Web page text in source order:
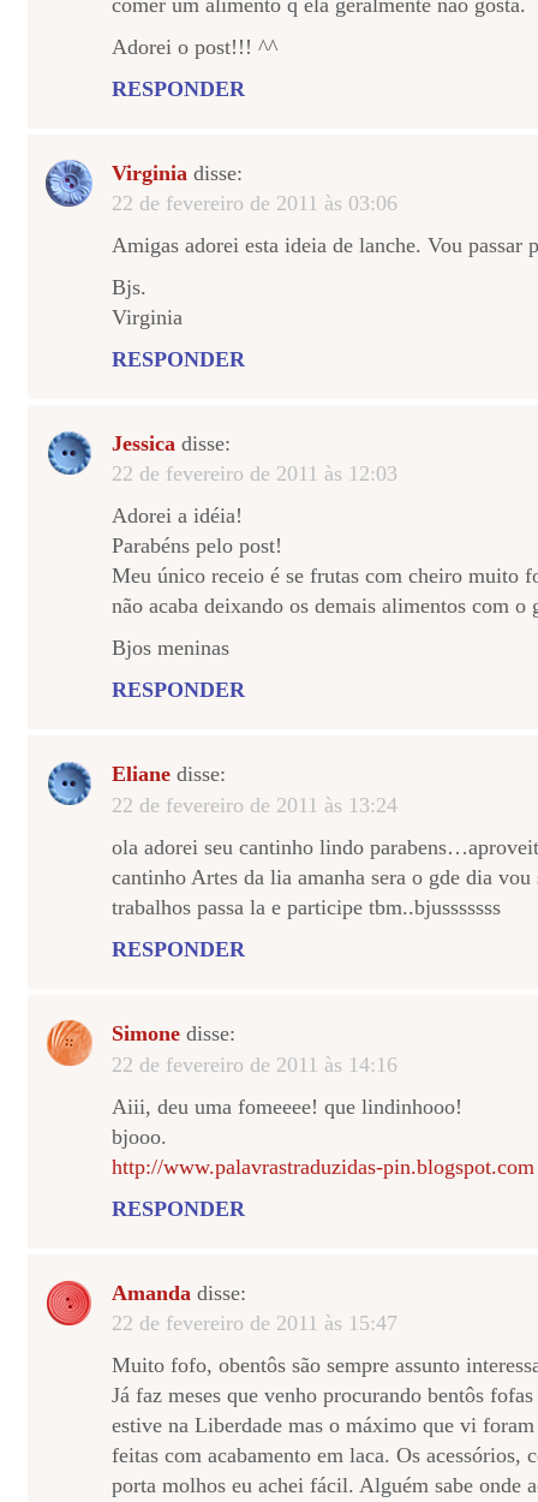
comer um alimento q ela geralmente não gosta.
Adorei o post!!! ^^
RESPONDER
Virginia disse:
22 de fevereiro de 2011 às 03:06
Amigas adorei esta ideia de lanche. Vou passar
Bjs.
Virginia
RESPONDER
Jessica disse:
22 de fevereiro de 2011 às 12:03
Adorei a idéia!
Parabéns pelo post!
Meu único receio é se frutas com cheiro muito
não acaba deixando os demais alimentos com o
Bjos meninas
RESPONDER
Eliane disse:
22 de fevereiro de 2011 às 13:24
ola adorei seu cantinho lindo
cantinho Artes da lia amanha sera o gde dia vou
trabalhos passa la e participe tbm..bjusssssss
RESPONDER
Simone disse:
22 de fevereiro de 2011 às 14:16
Aiii, deu uma fomeeee! que lindinhooo!
bjooo.
http://www.palavrastraduzidas-pin.blogspot.com
RESPONDER
Amanda disse:
22 de fevereiro de 2011 às 15:47
Muito fofo, obentôs são sempre assunto
Já faz meses que venho procurando bentôs
estive na Liberdade mas o máximo que vi
feitas com acabamento em laca. Os acessórios,
porta molhos eu achei fácil. Alguém sabe onde